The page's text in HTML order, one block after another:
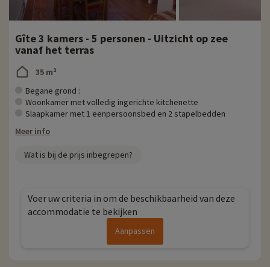
Gîte 3 kamers - 5 personen - Uitzicht op zee
vanaf het terras
35 m²
Begane grond :
Woonkamer met volledig ingerichte kitchenette
Slaapkamer met 1 eenpersoonsbed en 2 stapelbedden
Meer info
Wat is bij de prijs inbegrepen?
Voer uw criteria in om de beschikbaarheid van deze
accommodatie te bekijken
Aanpassen